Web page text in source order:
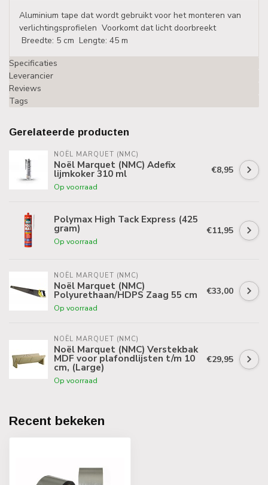
Aluminium tape dat wordt gebruikt voor het monteren van
verlichtingsprofielen Voorkomt dat licht doorbreekt
Breedte: 5 cm Lengte: 45 m
Specificaties
Leverancier
Reviews
Tags
Gerelateerde producten
NOËL MARQUET (NMC)
Noël Marquet (NMC) Adefix
lijmkoker 310 ml
Op voorraad
€8,95
Polymax High Tack Express (425
gram)
Op voorraad
€11,95
NOËL MARQUET (NMC)
Noël Marquet (NMC)
Polyurethaan/HDPS Zaag 55 cm
Op voorraad
€33,00
NOËL MARQUET (NMC)
Noël Marquet (NMC) Verstekbak
MDF voor plafondlijsten t/m 10
cm, (Large)
Op voorraad
€29,95
Recent bekeken